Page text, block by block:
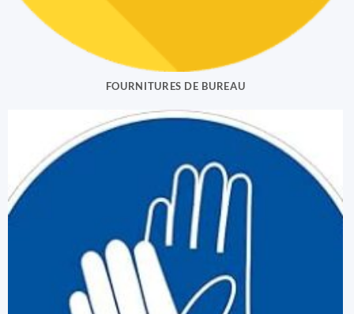
FOURNITURES DE BUREAU